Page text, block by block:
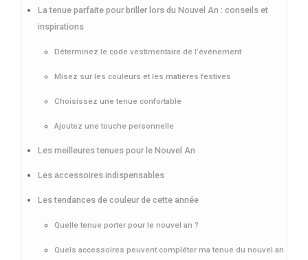
La tenue parfaite pour briller lors du Nouvel An : conseils et
inspirations
Déterminez le code vestimentaire de l’événement
Misez sur les couleurs et les matières festives
Choisissez une tenue confortable
Ajoutez une touche personnelle
Les meilleures tenues pour le Nouvel An
Les accessoires indispensables
Les tendances de couleur de cette année
Quelle tenue porter pour le nouvel an ?
Quels accessoires peuvent compléter ma tenue du nouvel an